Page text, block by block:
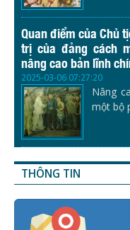
Quan điểm của Chủ
trị của đảng cách
nâng cao bản lĩnh
2025-03-06 07:27:20
Nâng
một bộ
THÔNG TIN